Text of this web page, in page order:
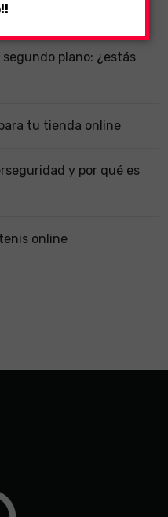
plano: ¿estás
tu tienda online
y por qué es
online